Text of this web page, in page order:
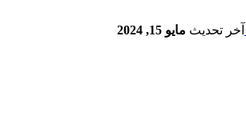
آخر تحديث مايو 15, 2024